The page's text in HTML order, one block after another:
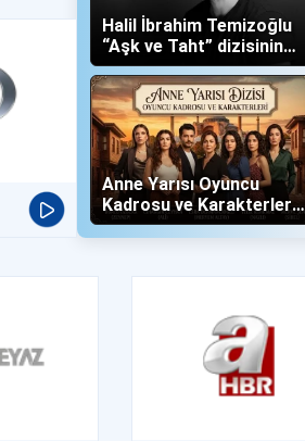
Halil İbrahim Temizoğlu
“Aşk ve Taht” dizisinin
Yalboğan'ı Oldu
Anne Yarısı Oyuncu
Kadrosu ve Karakterleri
(Now TV)